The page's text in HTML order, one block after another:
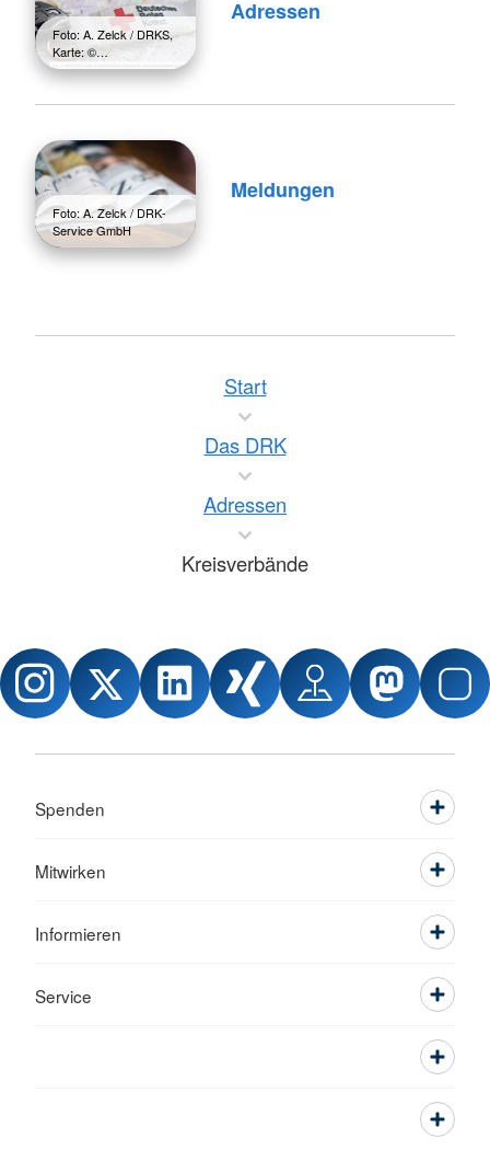
Foto: A. Zelck / DRKS,
Karte: ©…
Adressen
Foto: A. Zelck / DRK-
Service GmbH
Meldungen
Start
Das DRK
Adressen
Kreisverbände
Spenden
Mitwirken
Informieren
Service